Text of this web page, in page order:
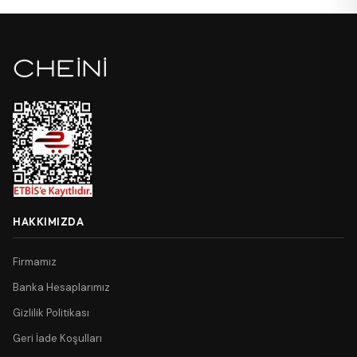
HAKKIMIZDA
Firmamız
Banka Hesaplarımız
Gizlilik Politikası
Geri İade Koşulları